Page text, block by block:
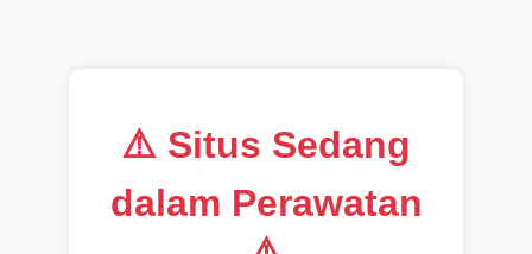
⚠️ Situs Sedang
dalam Perawatan